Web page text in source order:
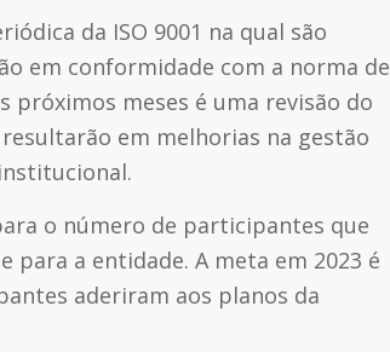
da ISO 9001 na qual são
em conformidade com a norma de
próximos meses é uma revisão do
em melhorias na gestão
o número de participantes que
para a entidade. A meta em 2023 é
aderiram aos planos da